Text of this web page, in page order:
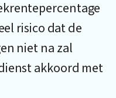
risico dat de
niet na zal
akkoord met